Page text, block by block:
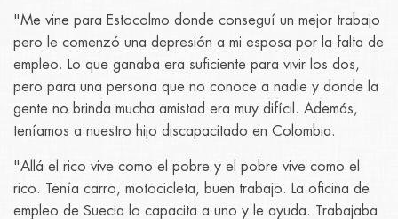
"Me vine para Estocolmo donde conseguí un mejor trabajo
pero le comenzó una depresión a mi esposa por la falta de
empleo. Lo que ganaba era suficiente para vivir los dos,
pero para una persona que no conoce a nadie y donde la
gente no brinda mucha amistad era muy difícil. Además,
teníamos a nuestro hijo discapacitado en Colombia.
"Allá el rico vive como el pobre y el pobre vive como el
rico. Tenía carro, motocicleta, buen trabajo. La oficina de
empleo de Suecia lo capacita a uno y le ayuda. Trabajaba